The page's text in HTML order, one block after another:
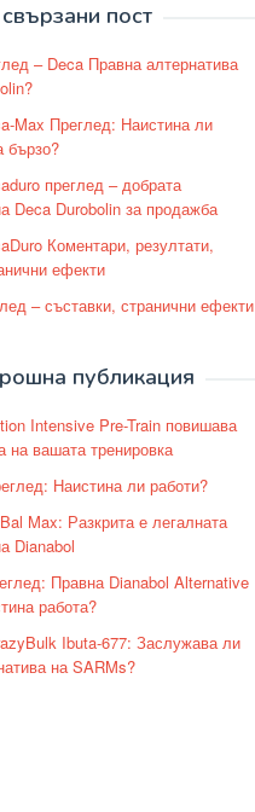
свързани пост
– Deca Правна алтернатива
Max Преглед: Наистина ли
бързо?
преглед – добрата
Deca Durobolin за продажба
Коментари, резултати,
ефекти
– съставки, странични ефекти
публикация
Intensive Pre-Train повишава
на вашата тренировка
Наистина ли работи?
Max: Разкрита е легалната
Dianabol
Правна Dianabol Alternative
работа?
Ibuta-677: Заслужава ли
на SARMs?